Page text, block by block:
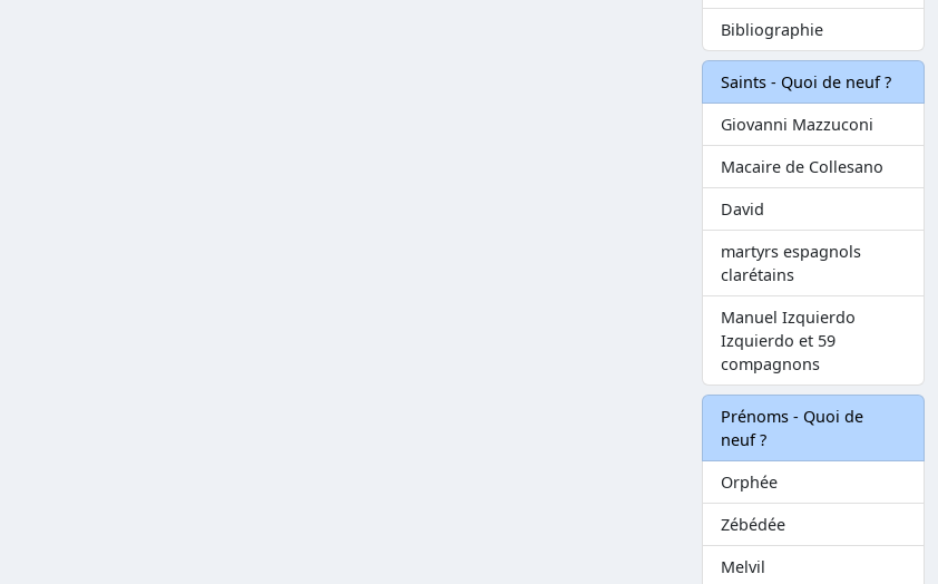
Bibliographie
Saints - Quoi de neuf ?
Giovanni Mazzuconi
Macaire de Collesano
David
martyrs espagnols
clarétains
Manuel Izquierdo
Izquierdo et 59
compagnons
Prénoms - Quoi de
neuf ?
Orphée
Zébédée
Melvil